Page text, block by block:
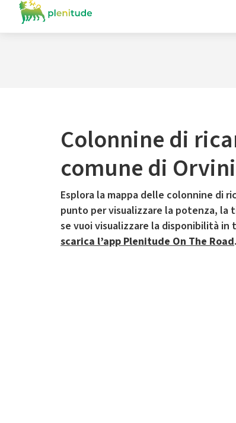
Colonnine di
comune di
Esplora la mappa delle colonnine di
punto per visualizzare la potenza, la
se vuoi visualizzare la disponibilità
scarica l’app Plenitude On The Road.